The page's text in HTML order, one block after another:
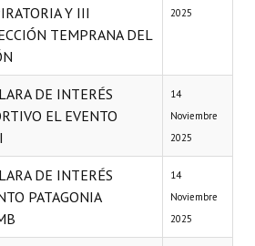
Y III
TEMPRANA DEL
2025
DE INTERÉS
EL EVENTO
14
Noviembre
2025
DE INTERÉS
PATAGONIA
14
Noviembre
2025